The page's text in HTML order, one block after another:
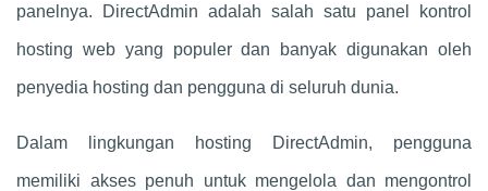
panelnya. DirectAdmin adalah salah satu panel kontrol
hosting web yang populer dan banyak digunakan oleh
penyedia hosting dan pengguna di seluruh dunia.
Dalam lingkungan hosting DirectAdmin, pengguna
memiliki akses penuh untuk mengelola dan mengontrol